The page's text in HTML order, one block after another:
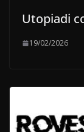
Utopiadi
19/02/2026